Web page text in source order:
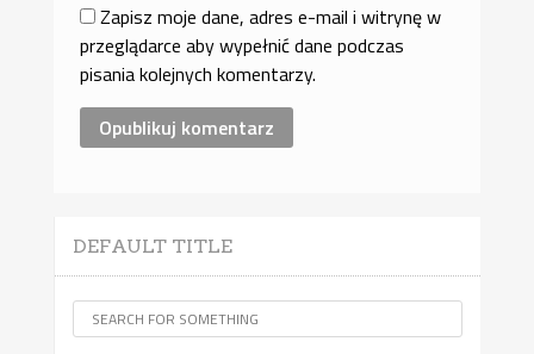
Zapisz moje dane, adres e-mail i witrynę w
przeglądarce aby wypełnić dane podczas
pisania kolejnych komentarzy.
DEFAULT TITLE